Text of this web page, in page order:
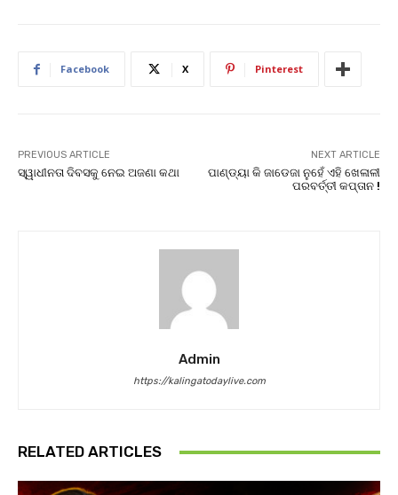
Facebook X Pinterest
PREVIOUS ARTICLE
ସ୍ୱାଧୀନତା ଦିବସକୁ ନେଇ ଅଜଣା କଥା
NEXT ARTICLE
ପାଣ୍ଡ୍ୟା କି ଜାଡେଜା ନୁହେଁ ଏହି ଖେଳାଳୀ
ପରବର୍ତ୍ତୀ କପ୍ତାନ !
Admin
https://kalingatodaylive.com
RELATED ARTICLES